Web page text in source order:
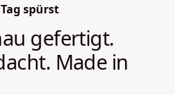
spürst
gefertigt.
Made in